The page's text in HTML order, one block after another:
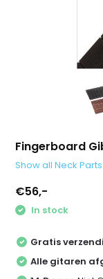
Fingerboard
Show all Neck Parts
€56,-
In stock
Gratis
Alle gitaren